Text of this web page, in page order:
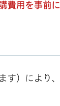
費用を事前
す）により